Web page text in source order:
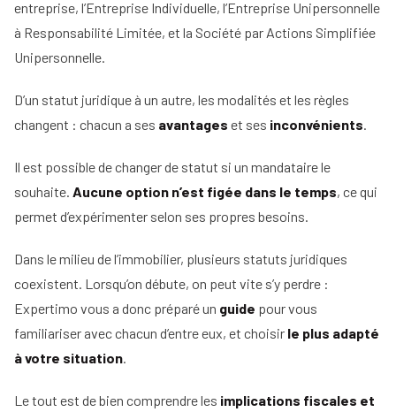
Nos
conseils
nos
tous
nos
conseils
mandataire
devenir
immobilier
salaire
net
agent
Nos
guide
de
dans
l'immobilier
Réussir
Les métiers
de
l'immobilier
Le
entreprise, l’Entreprise Individuelle, l’Entreprise Unipersonnelle
à Responsabilité Limitée, et la Société par Actions Simplifiée
Unipersonnelle.
D’un statut juridique à un autre, les modalités et les règles
changent : chacun a ses avantages et ses inconvénients.
Il est possible de changer de statut si un mandataire le
souhaite. Aucune option n’est figée dans le temps, ce qui
permet d’expérimenter selon ses propres besoins.
Dans le milieu de l’immobilier, plusieurs statuts juridiques
coexistent. Lorsqu’on débute, on peut vite s’y perdre :
Expertimo vous a donc préparé un guide pour vous
familiariser avec chacun d’entre eux, et choisir le plus adapté
à votre situation.
Le tout est de bien comprendre les implications fiscales et